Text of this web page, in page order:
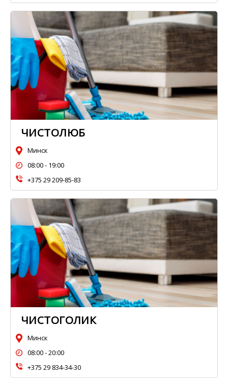
ЧИСТОЛЮБ
Минск
08:00 - 19:00
+375 29 209-85-83
ЧИСТОГОЛИК
Минск
08:00 - 20:00
+375 29 834-34-30